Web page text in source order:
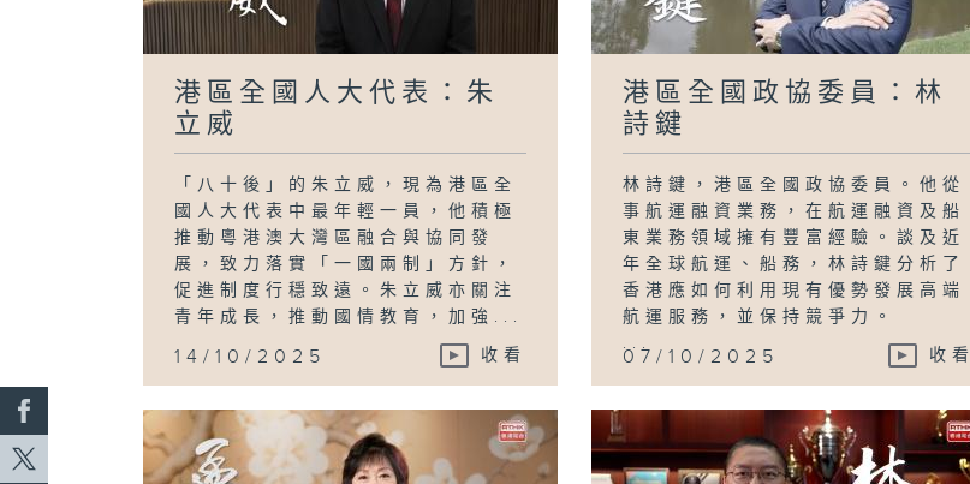
港區全國人大代表：朱
立威
「八十後」的朱立威，現為港區全
國人大代表中最年輕一員，他積極
推動粵港澳大灣區融合與協同發
展，致力落實「一國兩制」方針，
促進制度行穩致遠。朱立威亦關注
青年成長，推動國情教育，加強...
14/10/2025 收看
港區全國政協委員：林
詩鍵
林詩鍵，港區全國政協委員。他從
事航運融資業務，在航運融資及船
東業務領域擁有豐富經驗。談及近
年全球航運、船務，林詩鍵分析了
香港應如何利用現有優勢發展高端
航運服務，並保持競爭力。
...
07/10/2025 收看